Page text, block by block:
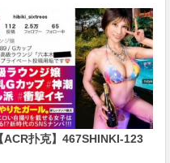
ACR扑克】467SHINKI-123